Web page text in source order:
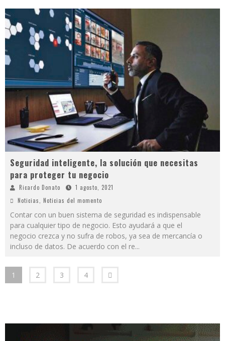
Seguridad inteligente, la solución que necesitas
para proteger tu negocio
Ricardo Donato
1 agosto, 2021
Noticias, Noticias del momento
Contar con un buen sistema de seguridad es indispensable
para cualquier tipo de negocio. Esto ayudará a que el
negocio crezca y no sufra de robos, ya sea de mercancía o
incluso de datos. De acuerdo con el re...
1 2 3 4